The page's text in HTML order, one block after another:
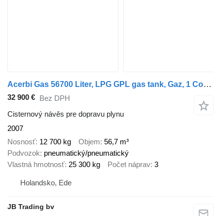
Acerbi Gas 56700 Liter, LPG GPL gas tank, Gaz, 1 Compartment
32 900 € Bez DPH
Cisternový návěs pre dopravu plynu
2007
Nosnosť 12 700 kg Objem 56,7 m³
Podvozok pneumatický/pneumatický
Vlastná hmotnosť 25 300 kg Počet náprav 3
Holandsko, Ede
JB Trading bv